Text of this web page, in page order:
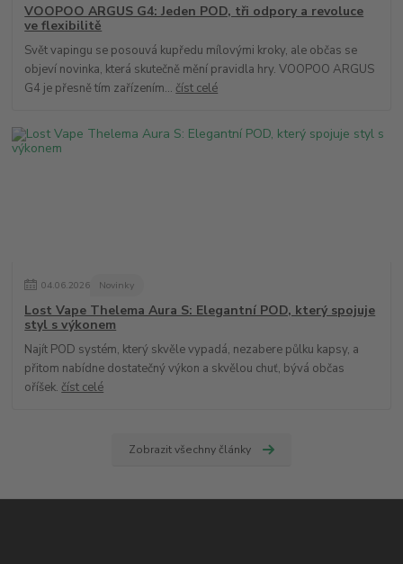
VOOPOO ARGUS G4: Jeden POD, tři odpory a revoluce
ve flexibilitě
Svět vapingu se posouvá kupředu mílovými kroky, ale občas se
objeví novinka, která skutečně mění pravidla hry. VOOPOO ARGUS
G4 je přesně tím zařízením... číst celé
04.06.2026 Novinky
Lost Vape Thelema Aura S: Elegantní POD, který spojuje
styl s výkonem
Najít POD systém, který skvěle vypadá, nezabere půlku kapsy, a
přitom nabídne dostatečný výkon a skvělou chuť, bývá občas
oříšek. číst celé
Zobrazit všechny články